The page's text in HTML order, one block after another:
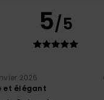
5/5
2026
et élégant